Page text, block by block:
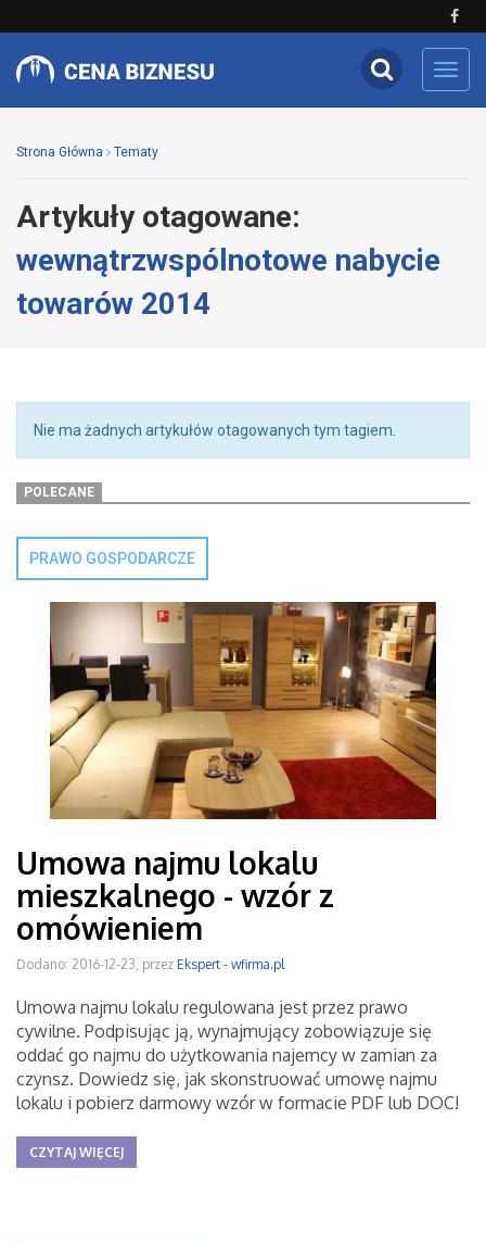
Strona Główna Tematy
Artykuły otagowane:
wewnątrzwspólnotowe nabycie
towarów 2014
Nie ma żadnych artykułów otagowanych tym tagiem.
POLECANE
PRAWO GOSPODARCZE
Umowa najmu lokalu
mieszkalnego - wzór z
omówieniem
Dodano: 2016-12-23, przez Ekspert - wfirma.pl
Umowa najmu lokalu regulowana jest przez prawo
cywilne. Podpisując ją, wynajmujący zobowiązuje się
oddać go najmu do użytkowania najemcy w zamian za
czynsz. Dowiedz się, jak skonstruować umowę najmu
lokalu i pobierz darmowy wzór w formacie PDF lub DOC!
CZYTAJ WIĘCEJ